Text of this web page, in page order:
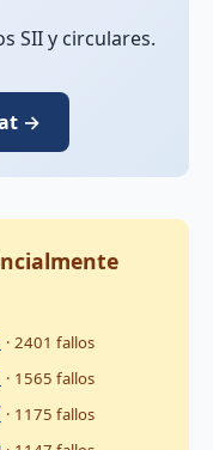
SII y circulares.
→
· 2401 fallos
· 1565 fallos
· 1175 fallos